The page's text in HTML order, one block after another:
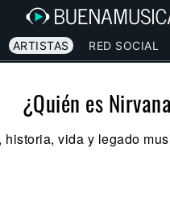
ARTISTAS RED SOCIAL
¿Quién es
historia, vida y legado